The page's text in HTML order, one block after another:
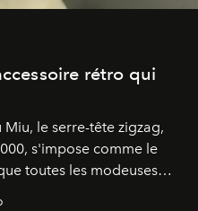
rétro qui
le serre-tête zigzag,
s'impose comme le
toutes les modeuses